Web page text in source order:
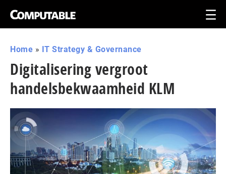
Home » IT Strategy & Governance
Digitalisering vergroot
handelsbekwaamheid KLM